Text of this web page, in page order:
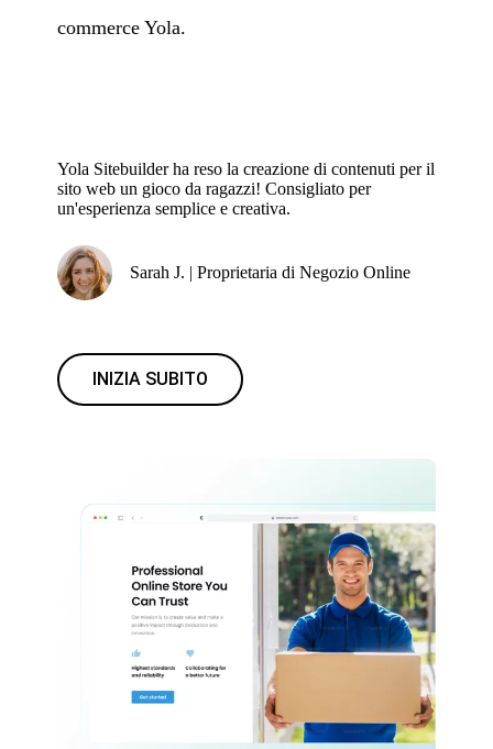
commerce Yola.
Yola Sitebuilder ha reso la creazione di contenuti per il
sito web un gioco da ragazzi! Consigliato per
un'esperienza semplice e creativa.
Sarah J. | Proprietaria di Negozio Online
INIZIA SUBITO